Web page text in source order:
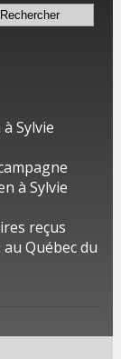
Sylvie
à Sylvie
reçus
Québec du